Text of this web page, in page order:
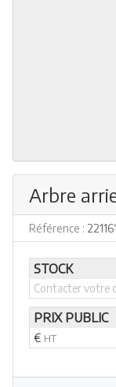
Arbre
Référence :
STOCK
Contacter votre
PRIX PUBLIC
€ HT